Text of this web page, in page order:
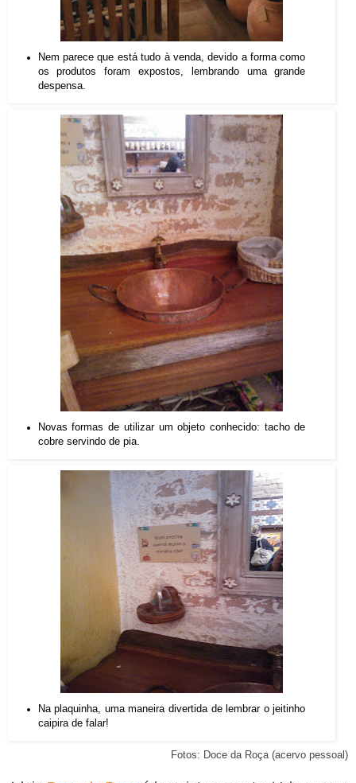
Nem parece que está tudo à venda, devido a forma como
os produtos foram expostos, lembrando uma grande
despensa.
Novas formas de utilizar um objeto conhecido: tacho de
cobre servindo de pia.
Na plaquinha, uma maneira divertida de lembrar o jeitinho
caipira de falar!
Fotos: Doce da Roça (acervo pessoal)